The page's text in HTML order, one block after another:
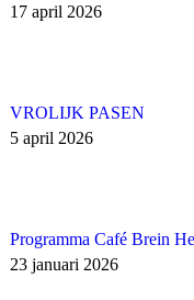
17 april 2026
VROLIJK PASEN
5 april 2026
Programma Café Brein
23 januari 2026